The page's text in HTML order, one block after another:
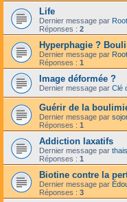
Life
Dernier message par
Réponses : 2
Hyperphagie ?
Dernier message par
Réponses : 1
Image déformée ?
Dernier message par Clé
Guérir de la
Dernier message par
Réponses : 1
Addiction laxatifs
Dernier message par
Réponses : 1
Biotine contre la
Dernier message par
Réponses : 3